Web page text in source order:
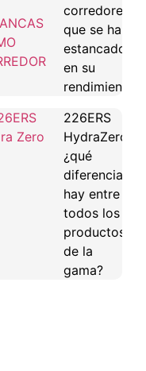
corredores
que se han
estancado
en su
rendimiento
226ERS
HydraZero:
¿qué
diferencias
hay entre
todos los
productos
de la
gama?